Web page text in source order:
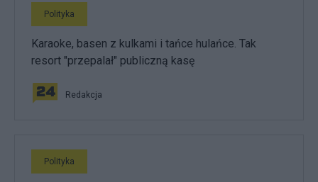
Polityka
Karaoke, basen z kulkami i tańce hulańce. Tak
resort "przepalał" publiczną kasę
Redakcja
Polityka